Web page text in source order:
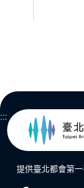
:::
提供臺北都會第